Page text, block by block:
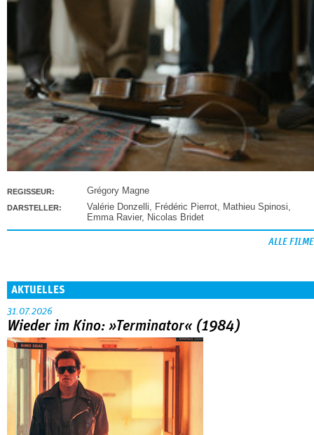
REGISSEUR: Grégory Magne
DARSTELLER: Valérie Donzelli, Frédéric Pierrot, Mathieu Spinosi,
Emma Ravier, Nicolas Bridet
ALLE FILME
AKTUELLES
31.07.2026
Wieder im Kino: »Terminator« (1984)